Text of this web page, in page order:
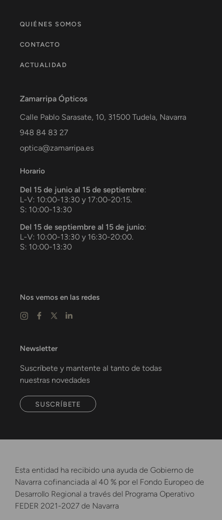
QUIÉNES SOMOS
CONTACTO
ACTUALIDAD
Zamarripa Ópticos
Calle Pablo Sarasate, 10, 31500 Tudela, Navarra
948 84 83 27
optica@zamarripa.es
Horario
Del 15 de junio al 15 de septiembre:
L-V: 10:00-13:30 y 17:00-20:15.
S: 10:00-13:30
Del 15 de septiembre al 15 de junio:
L-V: 10:00-13:30 y 16:30-20:00.
S: 10:00-13:30
Nos vemos en las redes
Newsletter
Suscríbete y mantente al tanto de todas
nuestras novedades
SUSCRÍBETE
Esta entidad ha recibido una ayuda de Gobierno de
Navarra cofinanciada al 40 % por el Fondo Europeo de
Desarrollo Regional a través del Programa Operativo
FEDER 2021-2027 de Navarra